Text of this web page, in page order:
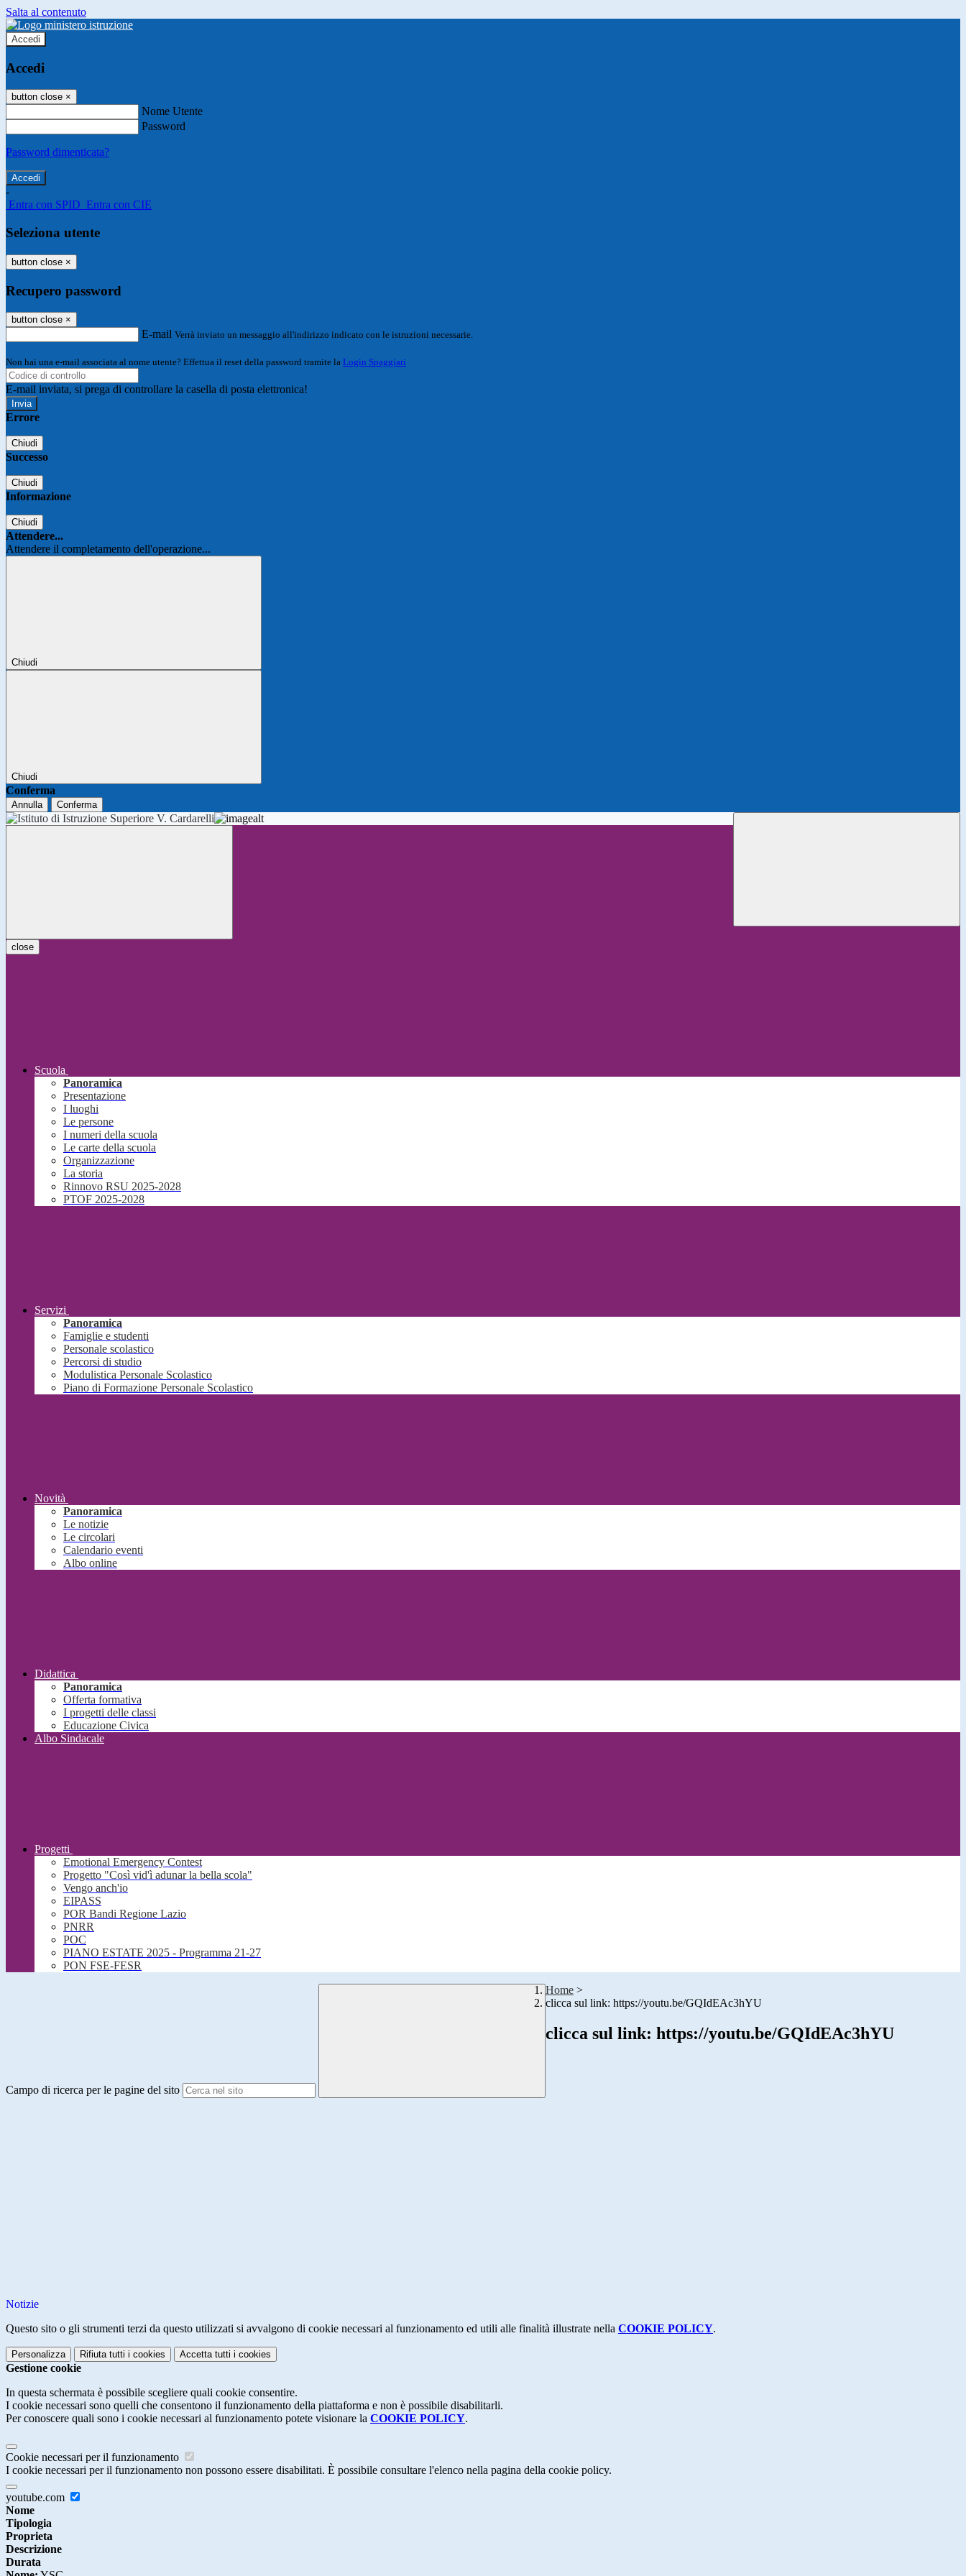
Salta al contenuto
Accedi
Accedi
button close ×
Nome Utente
Password
Password dimenticata?
-
Entra con SPID Entra con CIE
Seleziona utente
button close ×
Recupero password
button close ×
E-mail Verrà inviato un messaggio all'indirizzo indicato con le istruzioni necessarie.
Non hai una e-mail associata al nome utente? Effettua il reset della password tramite la Login Spaggiari
E-mail inviata, si prega di controllare la casella di posta elettronica!
Errore
Chiudi
Successo
Chiudi
Informazione
Chiudi
Attendere...
Attendere il completamento dell'operazione...
Chiudi
Chiudi
Conferma
Annulla Conferma
close
Scuola
Panoramica
Presentazione
I luoghi
Le persone
I numeri della scuola
Le carte della scuola
Organizzazione
La storia
Rinnovo RSU 2025-2028
PTOF 2025-2028
Servizi
Panoramica
Famiglie e studenti
Personale scolastico
Percorsi di studio
Modulistica Personale Scolastico
Piano di Formazione Personale Scolastico
Novità
Panoramica
Le notizie
Le circolari
Calendario eventi
Albo online
Didattica
Panoramica
Offerta formativa
I progetti delle classi
Educazione Civica
Albo Sindacale
Progetti
Emotional Emergency Contest
Progetto "Così vid'ì adunar la bella scola"
Vengo anch'io
EIPASS
POR Bandi Regione Lazio
PNRR
POC
PIANO ESTATE 2025 - Programma 21-27
PON FSE-FESR
Campo di ricerca per le pagine del sito
Home >
clicca sul link: https://youtu.be/GQIdEAc3hYU
clicca sul link: https://youtu.be/GQIdEAc3hYU
Notizie
Questo sito o gli strumenti terzi da questo utilizzati si avvalgono di cookie necessari al funzionamento ed utili alle finalità illustrate nella COOKIE POLICY.
Personalizza Rifiuta tutti i cookies Accetta tutti i cookies
Gestione cookie
In questa schermata è possibile scegliere quali cookie consentire.
I cookie necessari sono quelli che consentono il funzionamento della piattaforma e non è possibile disabilitarli.
Per conoscere quali sono i cookie necessari al funzionamento potete visionare la COOKIE POLICY.
Cookie necessari per il funzionamento
I cookie necessari per il funzionamento non possono essere disabilitati. È possibile consultare l'elenco nella pagina della cookie policy.
youtube.com
Nome
Tipologia
Proprieta
Descrizione
Durata